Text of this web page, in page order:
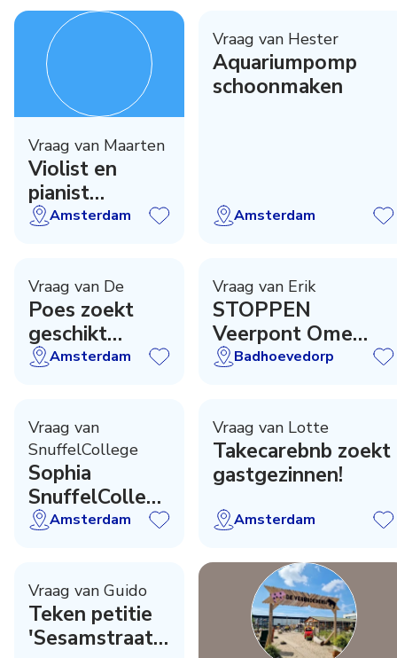
Vraag van Maarten
Violist en
pianist
gevraagd
Amsterdam
Vraag van Hester
Aquariumpomp
schoonmaken
Amsterdam
Vraag van De
Poes zoekt
geschikt
liefdevol thuis
Amsterdam
Vraag van Erik
STOPPEN
Veerpont Ome
Piet - Hoe nu
Badhoevedorp
Vraag van
SnuffelCollege
Sophia
SnuffelCollege
zoekt
Amsterdam
Vraag van Lotte
Takecarebnb zoekt
gastgezinnen!
Amsterdam
Vraag van Guido
Teken petitie
'Sesamstraat